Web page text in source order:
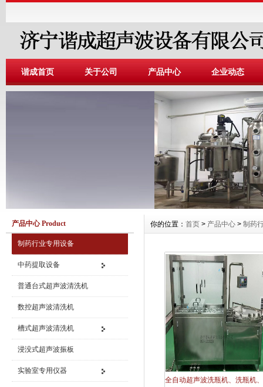
谐成首页 关于公司 产品中心 企业动态
产品中心 Product
制药行业专用设备
中药提取设备
普通台式超声波清洗机
数控超声波清洗机
槽式超声波清洗机
浸没式超声波振板
实验室专用仪器
你的位置： 首页 > 产品中心 > 制药
全自动超声波洗瓶机、洗瓶机